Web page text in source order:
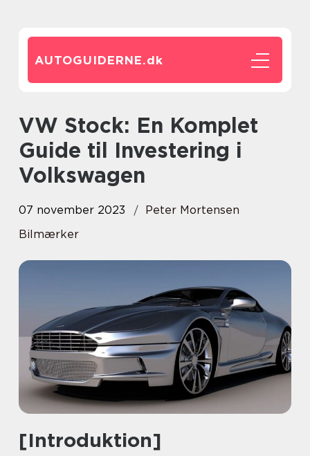
AUTOGUIDERNE.dk
VW Stock: En Komplet
Guide til Investering i
Volkswagen
07 november 2023
Peter Mortensen
Bilmærker
[Introduktion]